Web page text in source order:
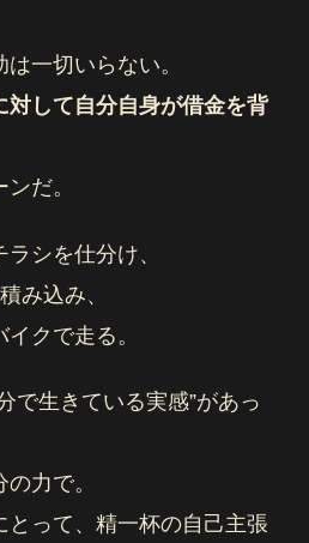
一切いらない。
対して自分自身が借金を背
だ。
シを仕分け、
み込み、
クで走る。
で生きている実感”があっ
力で。
とって、精一杯の自己主張